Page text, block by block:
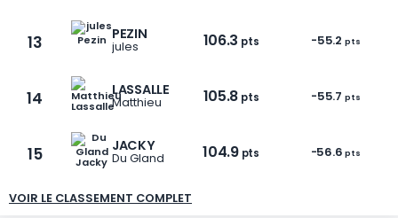
13 PEZIN
jules 106.3 pts -55.2 pts
14 LASSALLE
Matthieu 105.8 pts -55.7 pts
15 JACKY
Du Gland 104.9 pts -56.6 pts
VOIR LE CLASSEMENT COMPLET